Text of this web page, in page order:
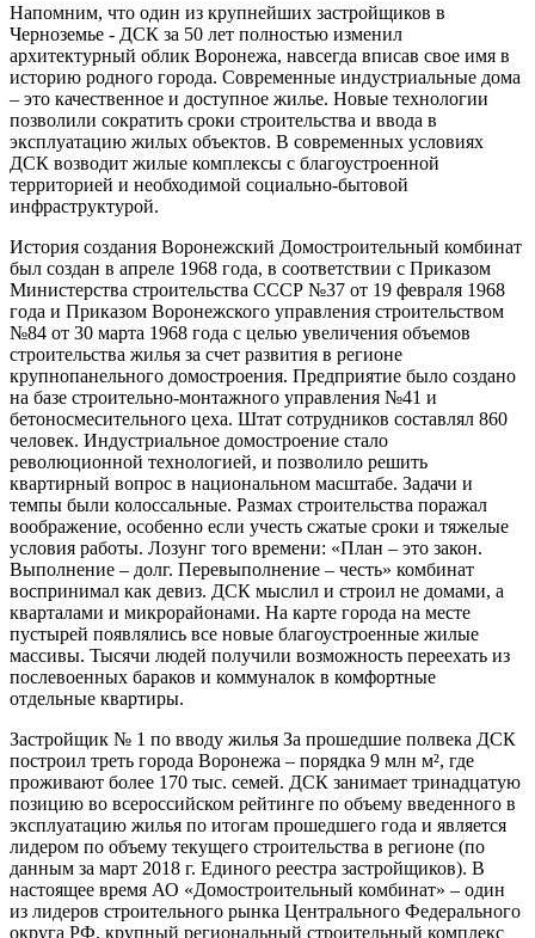
Напомним, что один из крупнейших застройщиков в
Черноземье - ДСК за 50 лет полностью изменил
архитектурный облик Воронежа, навсегда вписав свое имя в
историю родного города. Современные индустриальные дома
– это качественное и доступное жилье. Новые технологии
позволили сократить сроки строительства и ввода в
эксплуатацию жилых объектов. В современных условиях
ДСК возводит жилые комплексы с благоустроенной
территорией и необходимой социально-бытовой
инфраструктурой.
История создания Воронежский Домостроительный комбинат
был создан в апреле 1968 года, в соответствии с Приказом
Министерства строительства СССР №37 от 19 февраля 1968
года и Приказом Воронежского управления строительством
№84 от 30 марта 1968 года с целью увеличения объемов
строительства жилья за счет развития в регионе
крупнопанельного домостроения. Предприятие было создано
на базе строительно-монтажного управления №41 и
бетоносмесительного цеха. Штат сотрудников составлял 860
человек. Индустриальное домостроение стало
революционной технологией, и позволило решить
квартирный вопрос в национальном масштабе. Задачи и
темпы были колоссальные. Размах строительства поражал
воображение, особенно если учесть сжатые сроки и тяжелые
условия работы. Лозунг того времени: «План – это закон.
Выполнение – долг. Перевыполнение – честь» комбинат
воспринимал как девиз. ДСК мыслил и строил не домами, а
кварталами и микрорайонами. На карте города на месте
пустырей появлялись все новые благоустроенные жилые
массивы. Тысячи людей получили возможность переехать из
послевоенных бараков и коммуналок в комфортные
отдельные квартиры.
Застройщик № 1 по вводу жилья За прошедшие полвека ДСК
построил треть города Воронежа – порядка 9 млн м², где
проживают более 170 тыс. семей. ДСК занимает тринадцатую
позицию во всероссийском рейтинге по объему введенного в
эксплуатацию жилья по итогам прошедшего года и является
лидером по объему текущего строительства в регионе (по
данным за март 2018 г. Единого реестра застройщиков). В
настоящее время АО «Домостроительный комбинат» – один
из лидеров строительного рынка Центрального Федерального
округа РФ, крупный региональный строительный комплекс